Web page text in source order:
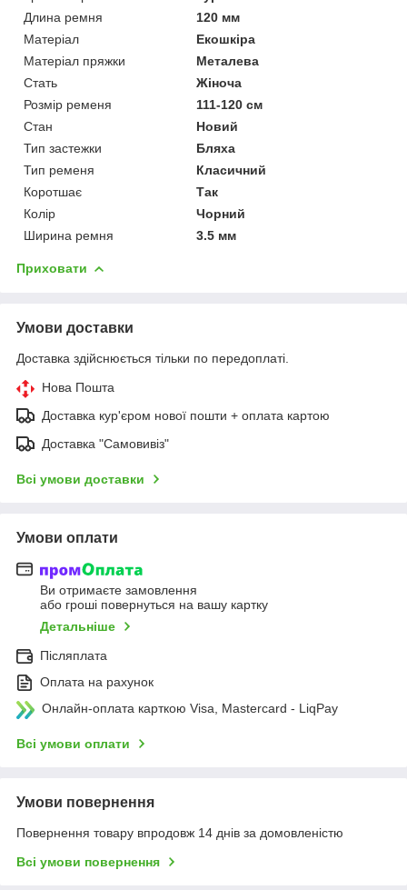
Длина ремня
120 мм
Матеріал
Екошкіра
Матеріал пряжки
Металева
Стать
Жіноча
Розмір ременя
111-120 см
Стан
Новий
Тип застежки
Бляха
Тип ременя
Класичний
Коротшає
Так
Колір
Чорний
Ширина ремня
3.5 мм
Приховати
Умови доставки
Доставка здійснюється тільки по передоплаті.
Нова Пошта
Доставка кур'єром нової пошти + оплата картою
Доставка "Самовивіз"
Всі умови доставки
Умови оплати
Ви отримаєте замовлення
або гроші повернуться на вашу картку
Детальніше
Післяплата
Оплата на рахунок
Онлайн-оплата карткою Visa, Mastercard - LiqPay
Всі умови оплати
Умови повернення
Повернення товару впродовж 14 днів за домовленістю
Всі умови повернення